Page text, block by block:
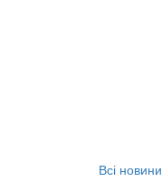
Всі новини